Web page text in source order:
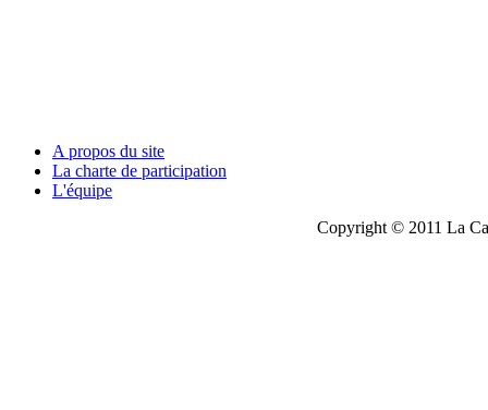
A propos du site
La charte de participation
L'équipe
Copyright © 2011 La